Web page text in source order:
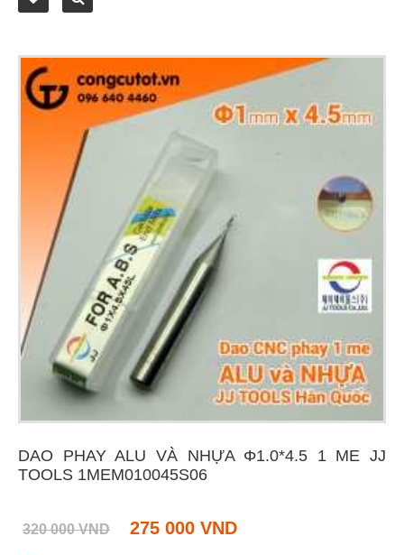
DAO PHAY ALU VÀ NHỰA Φ1.0*4.5 1 ME JJ
TOOLS 1MEM010045S06
320 000 VND 275 000 VND